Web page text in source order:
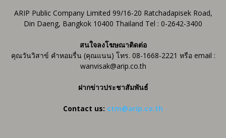
ARIP Public Company Limited 99/16-20 Ratchadapisek Road,
Din Daeng, Bangkok 10400 Thailand Tel : 0-2642-3400
สนใจลงโฆษณาติดต่อ
คุณวันวิสาข์ คำหอมรื่น (คุณแนน) โทร. 08-1668-2221 หรือ email :
wanvisak@arip.co.th
ฝากข่าวประชาสัมพันธ์
Contact us: ctm@arip.co.th